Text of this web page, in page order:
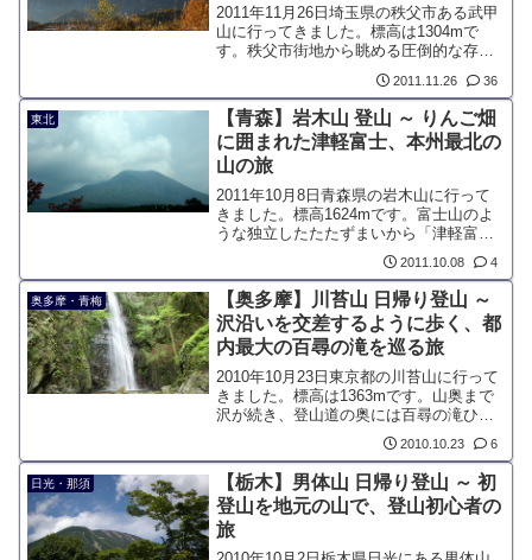
2011年11月26日埼玉県の秩父市ある武甲
山に行ってきました。標高は1304mで
す。秩父市街地から眺める圧倒的な存在
感のある姿は名峰と呼ぶのに相応しい山
です。石灰岩が豊富に採取できるため、
大規模に削れており痛ましい傷を負って
いる山でもあります。
2011.11.26 36
東北
【青森】岩木山 登山 ～ りんご畑
に囲まれた津軽富士、本州最北の
山の旅
2011年10月8日青森県の岩木山に行って
きました。標高1624mです。富士山のよ
うな独立したたたずまいから「津軽富
士」と呼ばれ、古くから信仰の対象とな
っています。青森県のシンボル的な山で
あり、「おいわきさま」と親しまれてい
ます。
2011.10.08 4
奥多摩・青梅
【奥多摩】川苔山 日帰り登山 ～
沢沿いを交差するように歩く、都
内最大の百尋の滝を巡る旅
2010年10月23日東京都の川苔山に行って
きました。標高は1363mです。山奥まで
沢が続き、登山道の奥には百尋の滝ひゃ
くひろのたきがあります。落差は40mあ
り、奥多摩山域で有名な滝です。
2010.10.23 6
日光・那須
【栃木】男体山 日帰り登山 ～ 初
登山を地元の山で、登山初心者の
旅